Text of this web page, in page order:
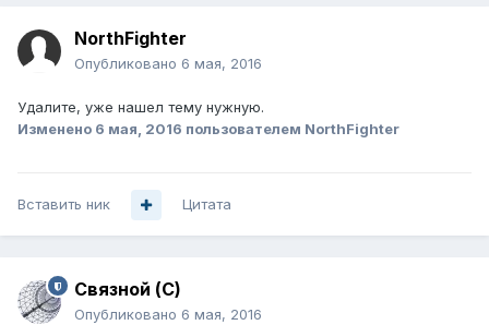
NorthFighter
Опубликовано 6 мая, 2016
Удалите, уже нашел тему нужную.
Изменено 6 мая, 2016 пользователем NorthFighter
Вставить ник Цитата
Связной (С)
Опубликовано 6 мая, 2016